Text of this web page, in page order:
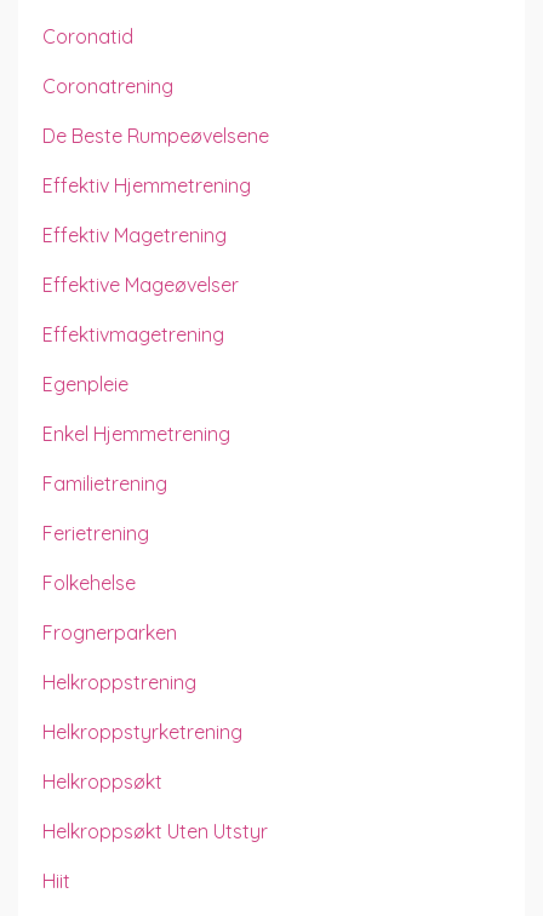
Coronatid
Coronatrening
De Beste Rumpeøvelsene
Effektiv Hjemmetrening
Effektiv Magetrening
Effektive Mageøvelser
Effektivmagetrening
Egenpleie
Enkel Hjemmetrening
Familietrening
Ferietrening
Folkehelse
Frognerparken
Helkroppstrening
Helkroppstyrketrening
Helkroppsøkt
Helkroppsøkt Uten Utstyr
Hiit